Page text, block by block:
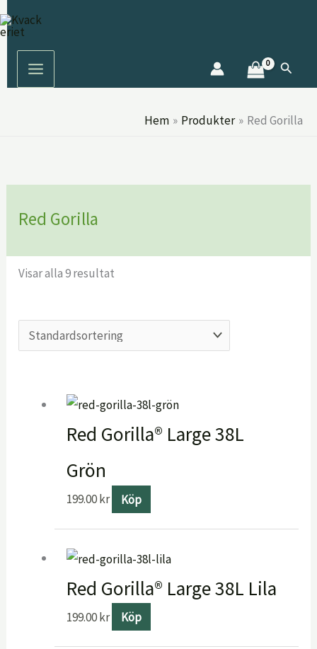
till
innehåll
Sök
Hem Produkter Red Gorilla
Red Gorilla
Visar alla 9 resultat
Red Gorilla® Large 38L
Grön
199.00kr Köp
Red Gorilla® Large 38L Lila
199.00kr Köp